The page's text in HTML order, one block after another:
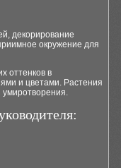
декорирование
окружение для
оттенков в
и цветами. Растения
умиротворения.